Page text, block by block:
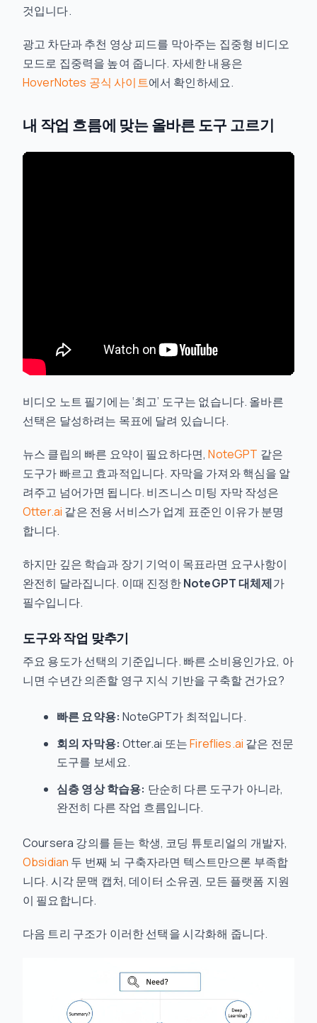
것입니다.
광고 차단과 추천 영상 피드를 막아주는 집중형 비디오
모드로 집중력을 높여 줍니다. 자세한 내용은
HoverNotes 공식 사이트에서 확인하세요.
내 작업 흐름에 맞는 올바른 도구 고르기
비디오 노트 필기에는 ‘최고’ 도구는 없습니다. 올바른
선택은 달성하려는 목표에 달려 있습니다.
뉴스 클립의 빠른 요약이 필요하다면,NoteGPT 같은
도구가 빠르고 효과적입니다. 자막을 가져와 핵심을 알
려주고 넘어가면 됩니다. 비즈니스 미팅 자막 작성은
Otter.ai 같은 전용 서비스가 업계 표준인 이유가 분명
합니다.
하지만 깊은 학습과 장기 기억이 목표라면 요구사항이
완전히 달라집니다. 이때 진정한NoteGPT 대체제가
필수입니다.
도구와 작업 맞추기
주요 용도가 선택의 기준입니다. 빠른 소비용인가요, 아
니면 수년간 의존할 영구 지식 기반을 구축할 건가요?
빠른 요약용: NoteGPT가 최적입니다.
회의 자막용: Otter.ai 또는Fireflies.ai 같은 전문
도구를 보세요.
심층 영상 학습용: 단순히 다른 도구가 아니라,
완전히 다른 작업 흐름입니다.
Coursera 강의를 듣는 학생, 코딩 튜토리얼의 개발자,
Obsidian 두 번째 뇌 구축자라면 텍스트만으론 부족합
니다. 시각 문맥 캡처, 데이터 소유권, 모든 플랫폼 지원
이 필요합니다.
다음 트리 구조가 이러한 선택을 시각화해 줍니다.